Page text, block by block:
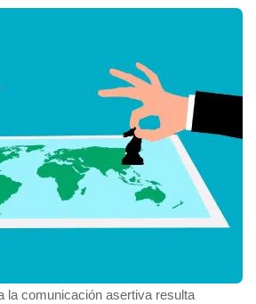
la comunicación asertiva resulta